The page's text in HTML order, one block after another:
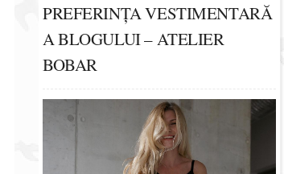
PREFERINȚA VESTIMENTARĂ
A BLOGULUI – ATELIER
BOBAR